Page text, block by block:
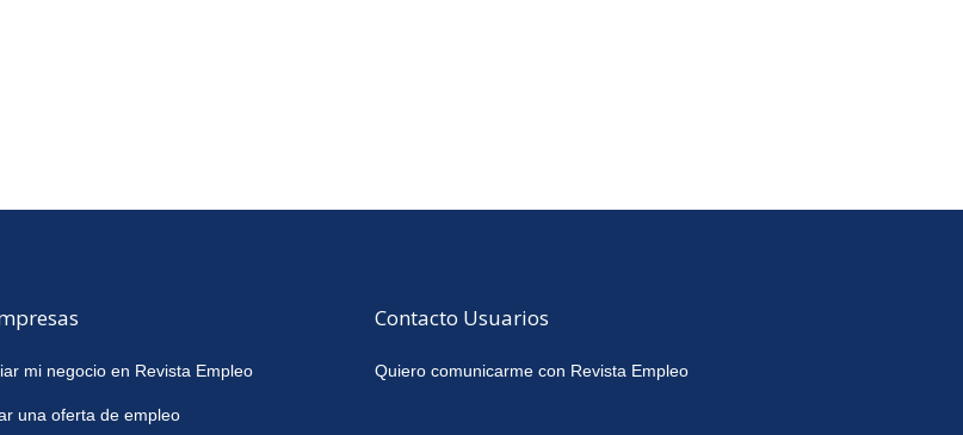
mi negocio en Revista Empleo
una oferta de empleo
Contacto Usuarios
Quiero comunicarme con Revista Empleo